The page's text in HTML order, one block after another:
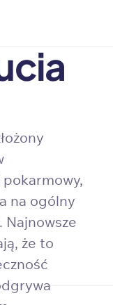
na ogólny
Najnowsze
że to